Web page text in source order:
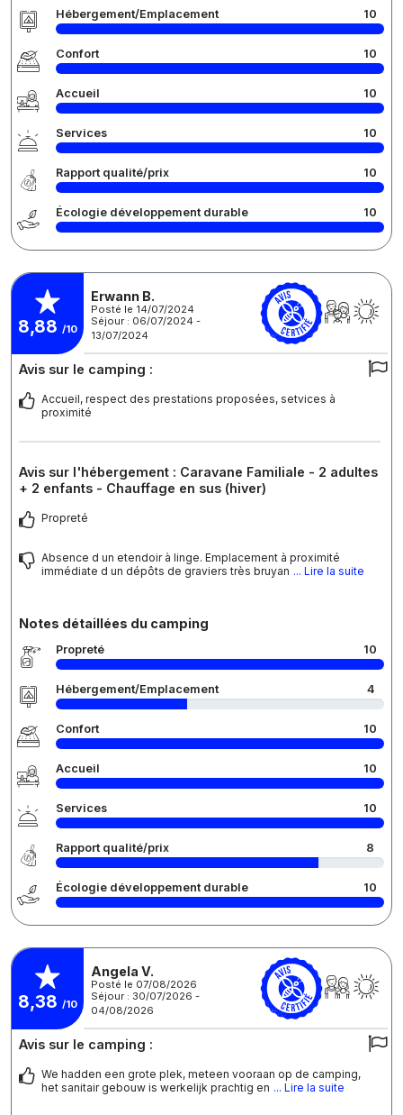
Hébergement/Emplacement 10
Confort 10
Accueil 10
Services 10
Rapport qualité/prix 10
Écologie développement durable 10
8,88 /10
Erwann B.
Posté le 14/07/2024
Séjour : 06/07/2024 -
13/07/2024
Avis sur le camping :
Accueil, respect des prestations proposées, setvices à
proximité
Avis sur l'hébergement : Caravane Familiale - 2 adultes
+ 2 enfants - Chauffage en sus (hiver)
Propreté
Absence d un etendoir à linge. Emplacement à proximité
immédiate d un dépôts de graviers très bruyan ... Lire la suite
Notes détaillées du camping
Propreté 10
Hébergement/Emplacement 4
Confort 10
Accueil 10
Services 10
Rapport qualité/prix 8
Écologie développement durable 10
8,38 /10
Angela V.
Posté le 07/08/2026
Séjour : 30/07/2026 -
04/08/2026
Avis sur le camping :
We hadden een grote plek, meteen vooraan op de camping,
het sanitair gebouw is werkelijk prachtig en ... Lire la suite